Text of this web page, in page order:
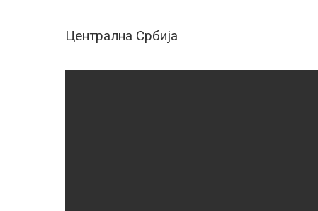
Централна Србија